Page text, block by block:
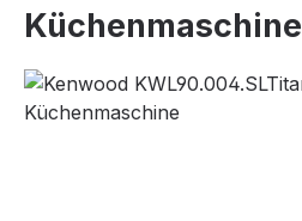
Küchenmaschine
Bildergalerie überspringen